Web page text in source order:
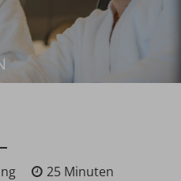
Buchen
25 Minuten